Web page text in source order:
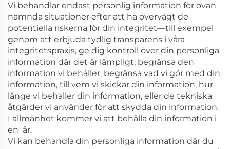
Vi behandlar endast personlig information för ovan
nämnda situationer efter att ha övervägt de
potentiella riskerna för din integritet—till exempel
genom att erbjuda tydlig transparens i våra
integritetspraxis, ge dig kontroll över din personliga
information där det är lämpligt, begränsa den
information vi behåller, begränsa vad vi gör med din
information, till vem vi skickar din information, hur
länge vi behåller din information, eller de tekniska
åtgärder vi använder för att skydda din information.
I allmänhet kommer vi att behålla din information i
en år.
Vi kan behandla din personliga information där du